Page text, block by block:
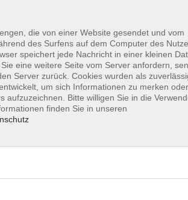
Volkshochschule im Lkr. Erding
Zweckverband Volkshochschule im Lkr.
Lethnerstr. 13
85435 ErdingGoogleMaps®
die von einer Website gesendet und vom
des Surfens auf dem Computer des
speichert jede Nachricht in einer kleinen
eine weitere Seite vom Server anfordern,
Server zurück. Cookies wurden als
um sich Informationen zu merken
aufzuzeichnen. Bitte willigen Sie in die
finden Sie in unseren